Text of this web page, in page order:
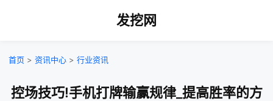
发挖网
首页 > 资讯中心 > 行业资讯
控场技巧!手机打牌输赢规律_提高胜率的方